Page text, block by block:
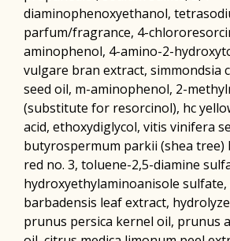
diaminophenoxyethanol,
parfum/fragrance, 4-
aminophenol, 4-amino-2-
vulgare bran extract, simmondsia
seed oil, m-aminophenol, 2-
(substitute for resorcinol), hc
acid, ethoxydiglycol, vitis vinifera
butyrospermum parkii (shea tree)
red no. 3, toluene-2,5-diamine
hydroxyethylaminoanisole sulfate,
barbadensis leaf extract,
prunus persica kernel oil, prunus